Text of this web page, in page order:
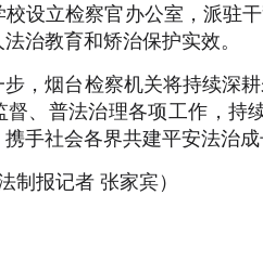
设立检察官办公室，派驻
治教育和矫治保护实效。
，烟台检察机关将持续深
督、普法治理各项工作，持
手社会各界共建平安法治
制报记者 张家宾）